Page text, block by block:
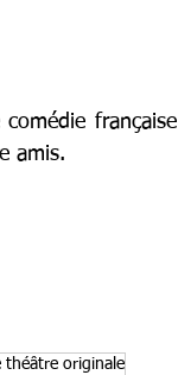
française
amis.
théâtre originale